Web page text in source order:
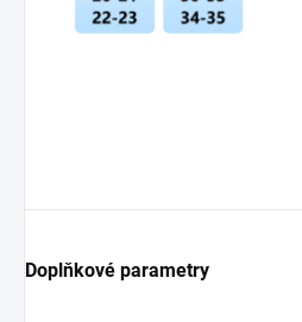
Doplňkové parametry